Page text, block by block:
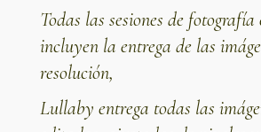
Todas las sesiones de fotografía
incluyen la entrega de las
resolución,
Lullaby entrega todas las